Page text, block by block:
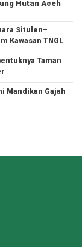
Hutan Aceh
Situlen–
Kawasan TNGL
Taman
Mandikan Gajah